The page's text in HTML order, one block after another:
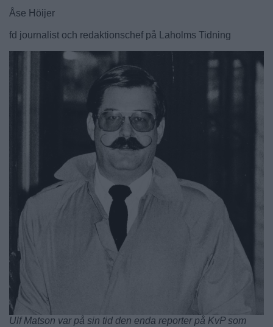
Åse Höijer
fd journalist och redaktionschef på Laholms Tidning
Ulf Matson var på sin tid den enda reporter på KvP som